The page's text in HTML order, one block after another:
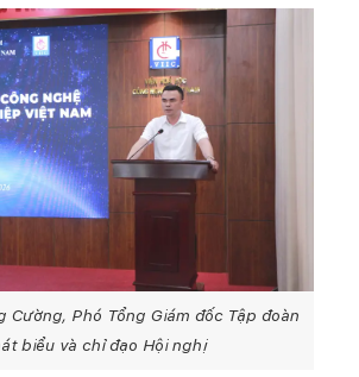
Cường, Phó Tổng Giám đốc Tập đoàn
biểu và chỉ đạo Hội nghị